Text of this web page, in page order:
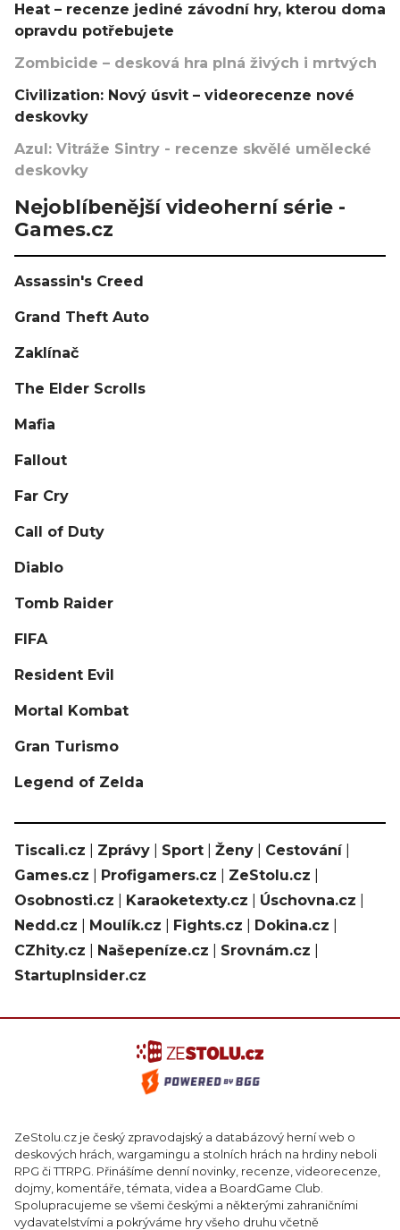
Heat – recenze jediné závodní hry, kterou doma
opravdu potřebujete
Zombicide – desková hra plná živých i mrtvých
Civilization: Nový úsvit – videorecenze nové
deskovky
Azul: Vitráže Sintry - recenze skvělé umělecké
deskovky
Nejoblíbenější videoherní série -
Games.cz
Assassin's Creed
Grand Theft Auto
Zaklínač
The Elder Scrolls
Mafia
Fallout
Far Cry
Call of Duty
Diablo
Tomb Raider
FIFA
Resident Evil
Mortal Kombat
Gran Turismo
Legend of Zelda
Tiscali.cz Zprávy Sport Ženy Cestování|
Games.cz
Profigamers.cz ZeStolu.cz
Osobnosti.cz
Karaoketexty.cz Úschovna.cz
Nedd.cz
Moulík.cz Fights.cz Dokina.cz
CZhity.cz
Našepeníze.cz Srovnám.cz
StartupInsider.cz
ZeStolu.cz je český zpravodajský a databázový herní web o
deskových hrách, wargamingu a stolních hrách na hrdiny neboli
RPG či TTRPG. Přinášíme denní novinky, recenze, videorecenze,
dojmy, komentáře, témata, videa a BoardGame Club.
Spolupracujeme se všemi českými a některými zahraničními
vydavatelstvími a pokrýváme hry všeho druhu včetně